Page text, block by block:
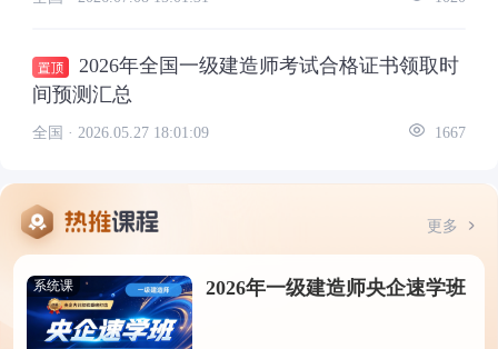
2026年全国一级建造师考试合格证书领取时
间预测汇总
全国 · 2026.05.27 18:01:09 1667
更多
系统课 2026年一级建造师央企速学班